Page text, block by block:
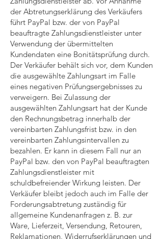
der Abtretungserklärung des Verkäufers
führt PayPal bzw. der von PayPal
beauftragte Zahlungsdienstleister unter
Verwendung der übermittelten
Kundendaten eine Bonitätsprüfung durch.
Der Verkäufer behält sich vor, dem Kunden
die ausgewählte Zahlungsart im Falle
eines negativen Prüfungsergebnisses zu
verweigern. Bei Zulassung der
ausgewählten Zahlungsart hat der Kunde
den Rechnungsbetrag innerhalb der
vereinbarten Zahlungsfrist bzw. in den
vereinbarten Zahlungsintervallen zu
bezahlen. Er kann in diesem Fall nur an
PayPal bzw. den von PayPal beauftragten
Zahlungsdienstleister mit
schuldbefreiender Wirkung leisten. Der
Verkäufer bleibt jedoch auch im Falle der
Forderungsabtretung zuständig für
allgemeine Kundenanfragen z. B. zur
Ware, Lieferzeit, Versendung, Retouren,
Reklamationen, Widerrufserklärungen und